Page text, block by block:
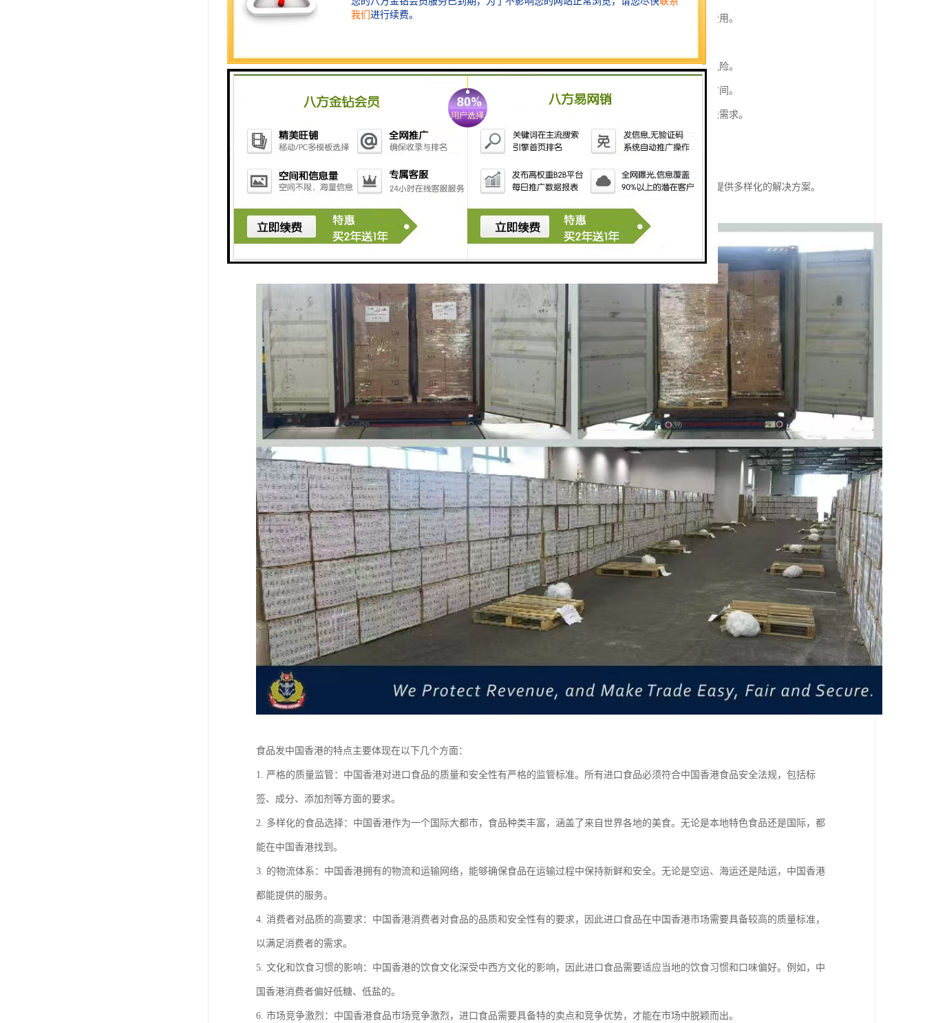
3. 适合小批量货物：对于小批量、多批次的货物，散货拼车是一种经济的运输方式，避免了整车运输的高昂费用。
5. 货物安全保障：的物流公司会对货物进行妥善包装和固定，确保在运输过程中的安全性，减少货物损坏的风险。
6. 通关便利：由于中国香港是自由港，散货拼车到中国香港的通关手续相对简便，能够快速完成清关，节省时间。
7. 覆盖范围广：散货拼车服务通常覆盖中国香港的各个区域，包括市区和偏远地区，能够满足不同客户的配送需求。
8. 环保节能：通过拼车运输，减少了车辆的空驶率，降低了能源消耗和碳排放，有利于环境保护。
10. 多样化的运输方式：根据货物的特性和客户的需求，可以选择不同的运输方式，如陆运、海运或空运等，提供多样化的解决方案。
这些特点使得散货拼车到中国香港成为一种受欢迎且实用的物流方式，尤其适合中小企业和个人用户。
食品发中国香港的特点主要体现在以下几个方面：
1. 严格的质量监管：中国香港对进口食品的质量和安全性有严格的监管标准。所有进口食品必须符合中国香港食品安全法规，包括标
签、成分、添加剂等方面的要求。
2. 多样化的食品选择：中国香港作为一个国际大都市，食品种类丰富，涵盖了来自世界各地的美食。无论是本地特色食品还是国际，都
能在中国香港找到。
3. 的物流体系：中国香港拥有的物流和运输网络，能够确保食品在运输过程中保持新鲜和安全。无论是空运、海运还是陆运，中国香港
都能提供的服务。
4. 消费者对品质的高要求：中国香港消费者对食品的品质和安全性有的要求，因此进口食品在中国香港市场需要具备较高的质量标准，
以满足消费者的需求。
5. 文化和饮食习惯的影响：中国香港的饮食文化深受中西方文化的影响，因此进口食品需要适应当地的饮食习惯和口味偏好。例如，中
国香港消费者偏好低糖、低盐的。
6. 市场竞争激烈：中国香港食品市场竞争激烈，进口食品需要具备特的卖点和竞争优势，才能在市场中脱颖而出。